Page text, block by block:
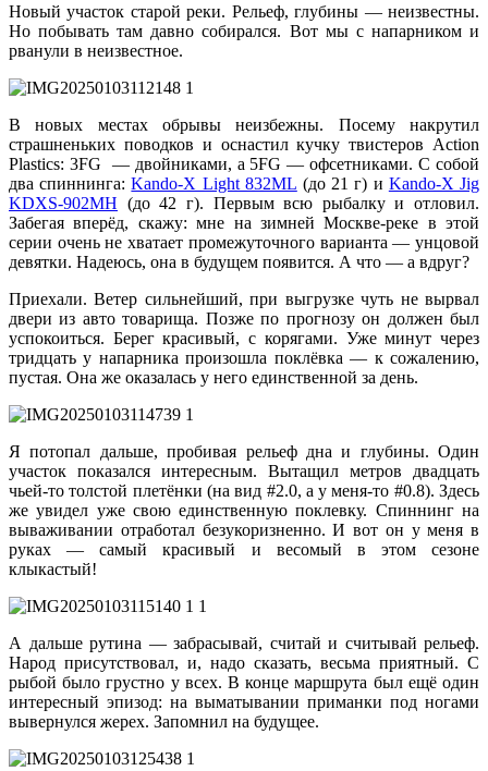
Новый участок старой реки. Рельеф, глубины — неизвестны.
Но побывать там давно собирался. Вот мы с напарником и
рванули в неизвестное.
В новых местах обрывы неизбежны. Посему накрутил
страшненьких поводков и оснастил кучку твистеров Action
Plastics: 3FG — двойниками, а 5FG — офсетниками. С собой
два спиннинга:Kando-X Light 832ML (до 21 г) и Kando-X Jig
KDXS-902MH (до 42 г). Первым всю рыбалку и отловил.
Забегая вперёд, скажу: мне на зимней Москве-реке в этой
серии очень не хватает промежуточного варианта — унцовой
девятки. Надеюсь, она в будущем появится. А что — а вдруг?
Приехали. Ветер сильнейший, при выгрузке чуть не вырвал
двери из авто товарища. Позже по прогнозу он должен был
успокоиться. Берег красивый, с корягами. Уже минут через
тридцать у напарника произошла поклёвка — к сожалению,
пустая. Она же оказалась у него единственной за день.
Я потопал дальше, пробивая рельеф дна и глубины. Один
участок показался интересным. Вытащил метров двадцать
чьей-то толстой плетёнки (на вид #2.0, а у меня-то #0.8). Здесь
же увидел уже свою единственную поклевку. Спиннинг на
вываживании отработал безукоризненно. И вот он у меня в
руках — самый красивый и весомый в этом сезоне
клыкастый!
А дальше рутина — забрасывай, считай и считывай рельеф.
Народ присутствовал, и, надо сказать, весьма приятный. С
рыбой было грустно у всех. В конце маршрута был ещё один
интересный эпизод: на выматывании приманки под ногами
вывернулся жерех. Запомнил на будущее.